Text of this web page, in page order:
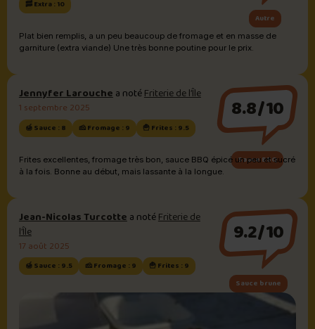
🥓 Extra : 10
Autre
Plat bien remplis, a un peu beaucoup de fromage et en masse de
garniture (extra viande) Une très bonne poutine pour le prix.
Jennyfer Larouchea notéFriterie de l’Île
1 septembre 2025
🍯 Sauce : 8 🧀 Fromage : 9 🍟 Frites : 9.5
8.8/10
Sauce BBQ
Frites excellentes, fromage très bon, sauce BBQ épicé un peu et sucré
à la fois. Bonne au début, mais lassante à la longue.
Jean-Nicolas Turcottea notéFriterie de
l’Île
17 août 2025
🍯 Sauce : 9.5 🧀 Fromage : 9 🍟 Frites : 9
9.2/10
Sauce brune